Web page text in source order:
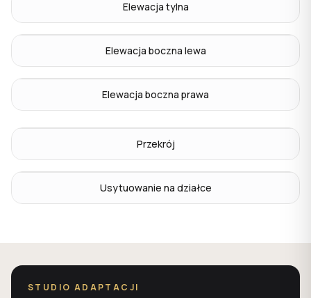
Elewacja tylna
Elewacja boczna lewa
Elewacja boczna prawa
Przekrój
Usytuowanie na działce
STUDIO ADAPTACJI